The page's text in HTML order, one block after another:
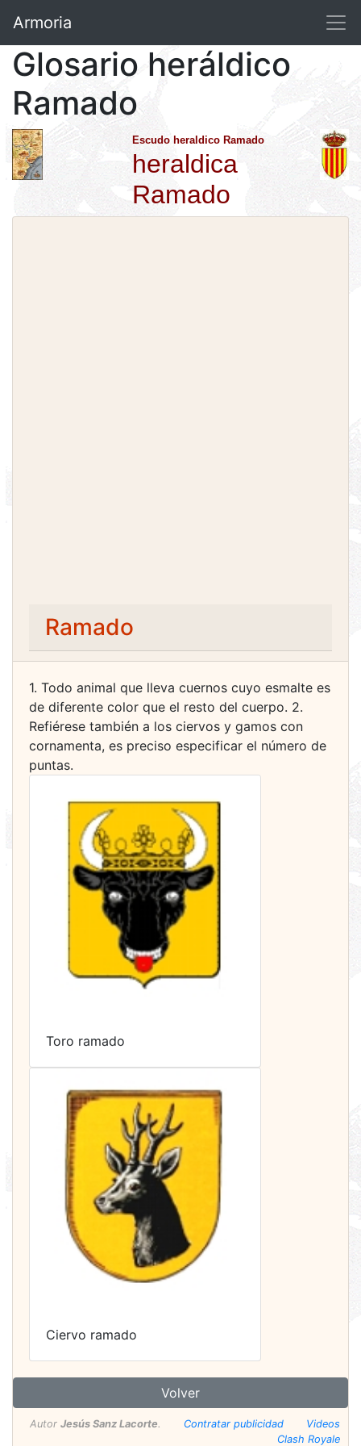
Armoria
Glosario heráldico
Ramado
Escudo heraldico Ramado
heraldica
Ramado
Ramado
1. Todo animal que lleva cuernos cuyo esmalte es
de diferente color que el resto del cuerpo. 2.
Refiérese también a los ciervos y gamos con
cornamenta, es preciso especificar el número de
puntas.
Toro ramado
Ciervo ramado
Volver
Autor Jesús Sanz Lacorte. Contratar publicidad
Videos
Clash Royale